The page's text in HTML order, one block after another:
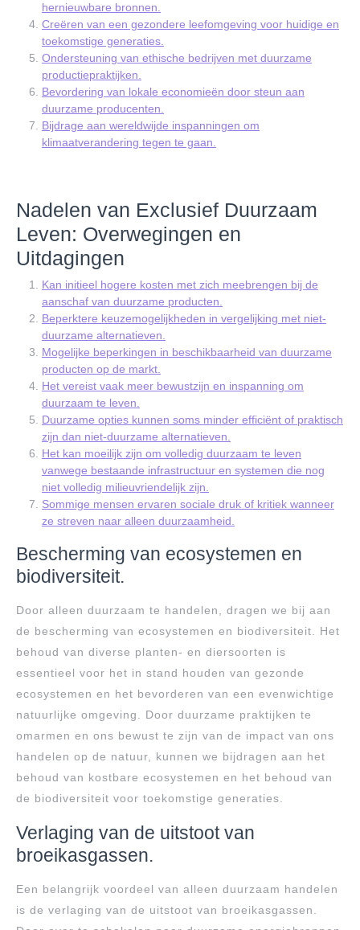
hernieuwbare bronnen.
Creëren van een gezondere leefomgeving voor huidige en
toekomstige generaties.
Ondersteuning van ethische bedrijven met duurzame
productiepraktijken.
Bevordering van lokale economieën door steun aan
duurzame producenten.
Bijdrage aan wereldwijde inspanningen om
klimaatverandering tegen te gaan.
Nadelen van Exclusief Duurzaam
Leven: Overwegingen en
Uitdagingen
Kan initieel hogere kosten met zich meebrengen bij de
aanschaf van duurzame producten.
Beperktere keuzemogelijkheden in vergelijking met niet-
duurzame alternatieven.
Mogelijke beperkingen in beschikbaarheid van duurzame
producten op de markt.
Het vereist vaak meer bewustzijn en inspanning om
duurzaam te leven.
Duurzame opties kunnen soms minder efficiënt of praktisch
zijn dan niet-duurzame alternatieven.
Het kan moeilijk zijn om volledig duurzaam te leven
vanwege bestaande infrastructuur en systemen die nog
niet volledig milieuvriendelijk zijn.
Sommige mensen ervaren sociale druk of kritiek wanneer
ze streven naar alleen duurzaamheid.
Bescherming van ecosystemen en
biodiversiteit.
Door alleen duurzaam te handelen, dragen we bij aan
de bescherming van ecosystemen en biodiversiteit. Het
behoud van diverse planten- en diersoorten is
essentieel voor het in stand houden van gezonde
ecosystemen en het bevorderen van een evenwichtige
natuurlijke omgeving. Door duurzame praktijken te
omarmen en ons bewust te zijn van de impact van ons
handelen op de natuur, kunnen we bijdragen aan het
behoud van kostbare ecosystemen en het behoud van
de biodiversiteit voor toekomstige generaties.
Verlaging van de uitstoot van
broeikasgassen.
Een belangrijk voordeel van alleen duurzaam handelen
is de verlaging van de uitstoot van broeikasgassen.